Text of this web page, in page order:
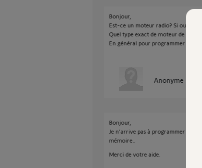
Bonjour,
Est-ce un moteur radio? Si oui
Quel type exact de moteur de VR?
En général pour programmer les
Anonyme
Bonjour,
Je n’arrive pas à programmer mes
mémoire..
Merci de votre aide.